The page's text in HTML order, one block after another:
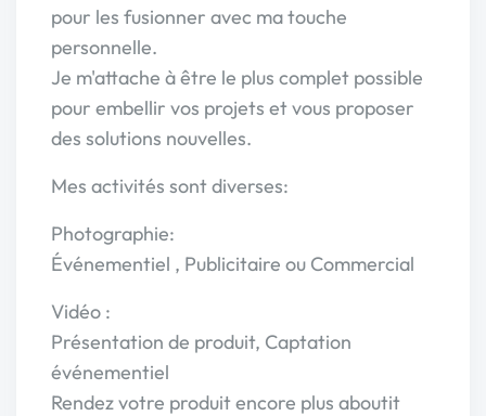
pour les fusionner avec ma touche
personnelle.
Je m'attache à être le plus complet possible
pour embellir vos projets et vous proposer
des solutions nouvelles.
Mes activités sont diverses:
Photographie:
Événementiel , Publicitaire ou Commercial
Vidéo :
Présentation de produit, Captation
événementiel
Rendez votre produit encore plus aboutit